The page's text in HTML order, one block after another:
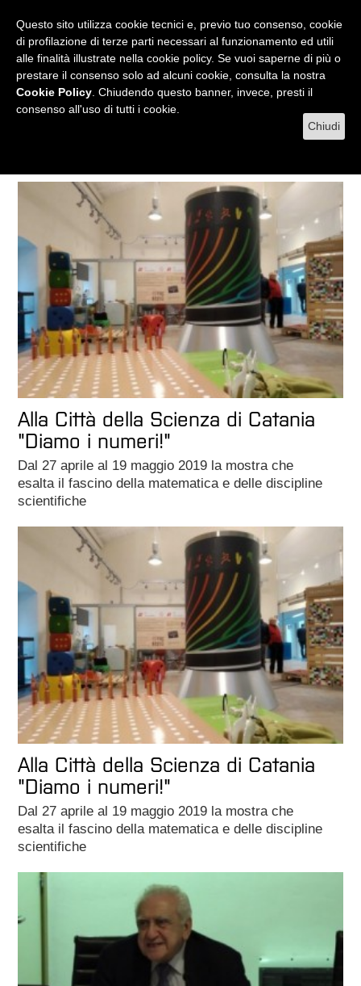
Questo sito utilizza cookie tecnici e, previo tuo consenso, cookie
di profilazione di terze parti necessari al funzionamento ed utili
alle finalità illustrate nella cookie policy. Se vuoi saperne di più o
prestare il consenso solo ad alcuni cookie, consulta la nostra
Cookie Policy . Chiudendo questo banner, invece, presti il
consenso all'uso di tutti i cookie.
Chiudi
RADIO WEB TV L'AGENDA
MENU
Alla Città della Scienza di Catania
"Diamo i numeri!"
Dal 27 aprile al 19 maggio 2019 la mostra che
esalta il fascino della matematica e delle discipline
scientifiche
Alla Città della Scienza di Catania
"Diamo i numeri!"
Dal 27 aprile al 19 maggio 2019 la mostra che
esalta il fascino della matematica e delle discipline
scientifiche